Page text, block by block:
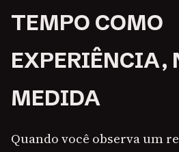
TEMPO COMO
EXPERIÊNCIA,
MEDIDA
Quando você observa um